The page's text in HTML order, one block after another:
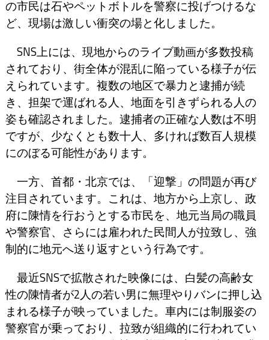
の市民は石やペットボトルを警察に投げつけるな
ど、現場は激しい衝突の場と化しました。
SNS上には、現地からのライブ動画が多数投稿
されており、街全体が混乱に陥っている様子が伝
えられています。複数の地区で暴力と逮捕が続
き、担架で運ばれる人、地面を引きずられる人の
姿も確認されました。逮捕者の正確な人数は不明
ですが、少なくとも数十人、多ければ数百人規模
にのぼる可能性があります。
一方、首都・北京では、「迎撃」の問題が再び
注目されています。これは、地方から上京し、政
府に陳情を行おうとする市民を、地元当局の職員
や警察官、さらには雇われた民間人が拉致し、強
制的に地元へ送り返すという行為です。
最近SNSで拡散された映像には、白髪の高齢女
性の陳情者が2人の若い男に無理やりバンに押し込
まれる様子が映っていました。車内には制服姿の
警察官が乗っており、拉致が組織的に行われてい